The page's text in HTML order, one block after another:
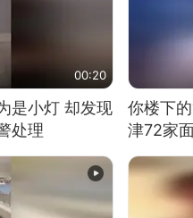
00:20
是小灯 却发现
处理
你楼下
津72家